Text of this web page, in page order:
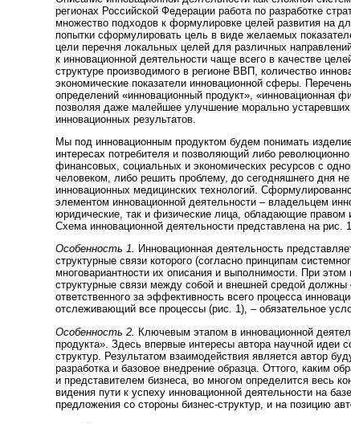
регионах Российской Федерации работа по разработке
множество подходов к формулировке целей развития на
попытки сформулировать цель в виде желаемых
цели перечня локальных целей для различных
к инновационной деятельности чаще всего в качестве
структуре производимого в регионе ВВП, количество
экономические показатели инновационной сферы.
определений «инновационный продукт», «инновационная
позволяя даже малейшее улучшение морально
инновационных результатов.
Мы под инновационным продуктом будем понимать
интересах потребителя и позволяющий либо
финансовых, социальных и экономических ресурсов с
человеком, либо решить проблему, до сегодняшнего дня
инновационных медицинских технологий.
элементом инновационной деятельности – владельцем
юридические, так и физические лица, обладающие правом
Схема инновационной деятельности представлена на рис.
Особенность 1. Инновационная деятельность
структурные связи которого (согласно принципам
многовариантности их описания и выполнимости. При
структурные связи между собой и внешней средой
ответственного за эффективность всего процесса
отслеживающий все процессы (рис. 1), – обязательное
Особенность 2.
Ключевым этапом в инновационной
продукта». Здесь впервые интересы автора научной идеи
структур. Результатом взаимодействия является автор
разработка и базовое внедрение образца. Оттого, каким
и представителем бизнеса, во многом определится весь
видения пути к успеху инновационной деятельности на
предложения со стороны бизнес-структур, и на позицию